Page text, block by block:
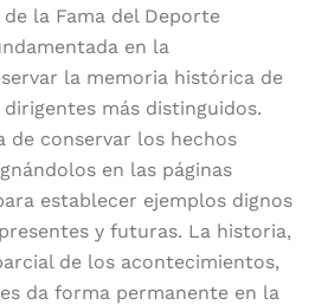
la Fama del Deporte
en la
la memoria histórica de
más distinguidos.
de conservar los hechos
en las páginas
establecer ejemplos dignos
y futuras. La historia,
de los acontecimientos,
da forma permanente en la